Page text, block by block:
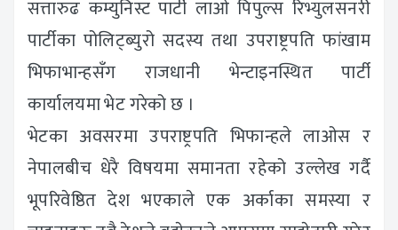
सत्तारुढ कम्युनिस्ट पार्टी लाओ पिपुल्स रिभ्युलसनरी
पार्टीका पोलिट्ब्युरो सदस्य तथा उपराष्ट्रपति फांखाम
भिफाभान्हसँग राजधानी भेन्टाइनस्थित पार्टी
कार्यालयमा भेट गरेको छ ।
भेटका अवसरमा उपराष्ट्रपति भिफान्हले लाओस र
नेपालबीच धेरै विषयमा समानता रहेको उल्लेख गर्दै
भूपरिवेष्ठित देश भएकाले एक अर्काका समस्या र